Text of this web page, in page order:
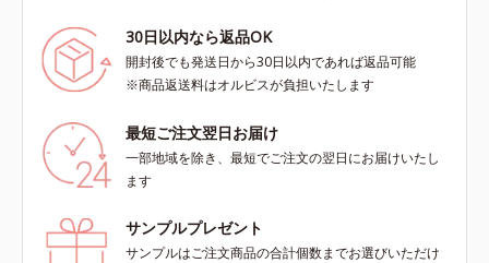
30日以内なら返品OK
開封後でも発送日から30日以内であれば返品可能
※商品返送料はオルビスが負担いたします
最短ご注文翌日お届け
一部地域を除き、最短でご注文の翌日にお届けいたし
ます
サンプルプレゼント
サンプルはご注文商品の合計個数までお選びいただけ